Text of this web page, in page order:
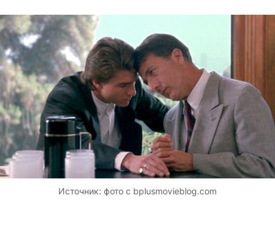
Источник: фото с bplusmovieblog.com